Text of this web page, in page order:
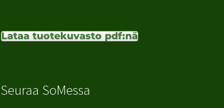
Lataa tuotekuvasto pdf:nä
Seuraa SoMessa